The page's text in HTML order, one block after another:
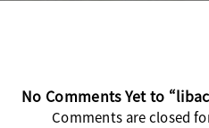
No Comments Yet to
Comments are closed